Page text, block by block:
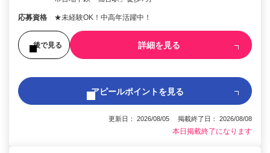
応募資格 ★未経験OK！中高年活躍中！
後で見る 詳細を見る
アピールポイントを見る
更新日： 2026/08/05 掲載終了日： 2026/08/08
本日掲載終了になります